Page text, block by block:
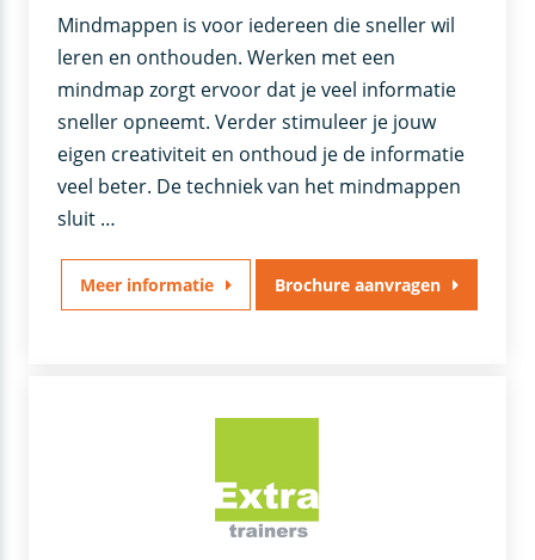
Mindmappen is voor iedereen die sneller wil
leren en onthouden. Werken met een
mindmap zorgt ervoor dat je veel informatie
sneller opneemt. Verder stimuleer je jouw
eigen creativiteit en onthoud je de informatie
veel beter. De techniek van het mindmappen
sluit …
Meer informatie Brochure aanvragen